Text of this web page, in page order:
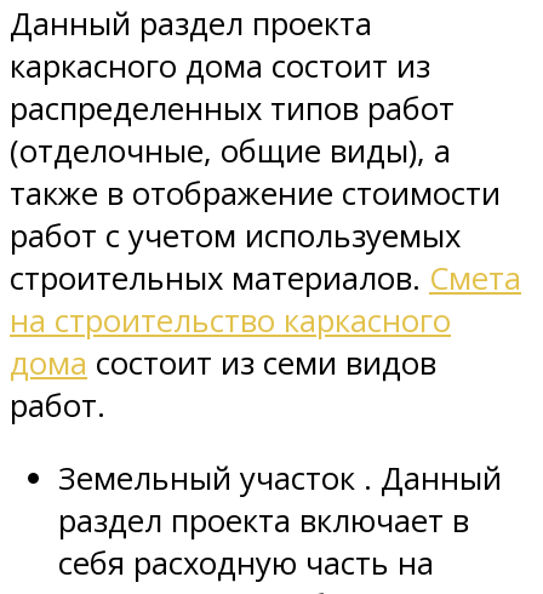
Данный раздел проекта
каркасного дома состоит из
распределенных типов работ
(отделочные, общие виды), а
также в отображение стоимости
работ с учетом используемых
строительных материалов. Смета
на строительство каркасного
дома состоит из семи видов
работ.
Земельный участок . Данный
раздел проекта включает в
себя расходную часть на